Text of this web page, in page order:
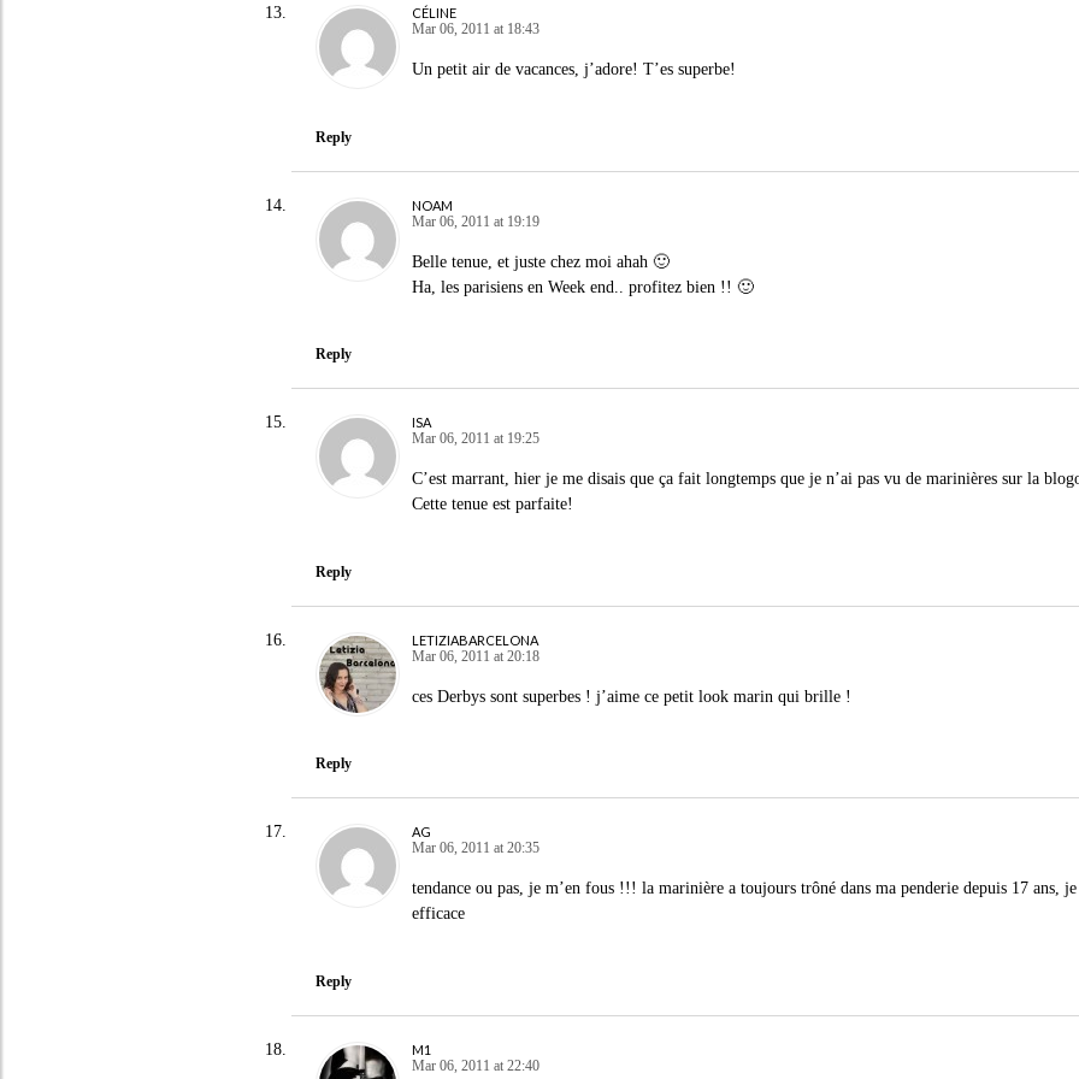
CÉLINE
Mar 06, 2011 at 18:43
Un petit air de vacances, j’adore! T’es superbe!
Reply
NOAM
Mar 06, 2011 at 19:19
Belle tenue, et juste chez moi ahah 🙂
Ha, les parisiens en Week end.. profitez bien !! 🙂
Reply
ISA
Mar 06, 2011 at 19:25
C’est marrant, hier je me disais que ça fait longtemps que je n’ai pas vu de marinières sur la
Cette tenue est parfaite!
Reply
LETIZIABARCELONA
Mar 06, 2011 at 20:18
ces Derbys sont superbes ! j’aime ce petit look marin qui brille !
Reply
AG
Mar 06, 2011 at 20:35
tendance ou pas, je m’en fous !!! la marinière a toujours trôné dans ma penderie depuis 17 ans,
efficace
Reply
M1
Mar 06, 2011 at 22:40